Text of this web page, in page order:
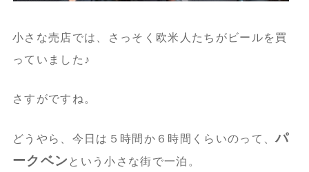
小さな売店では、さっそく欧米人たちがビールを買
っていました♪
さすがですね。
どうやら、今日は５時間か６時間くらいのって、パ
ークベン という小さな街で一泊。